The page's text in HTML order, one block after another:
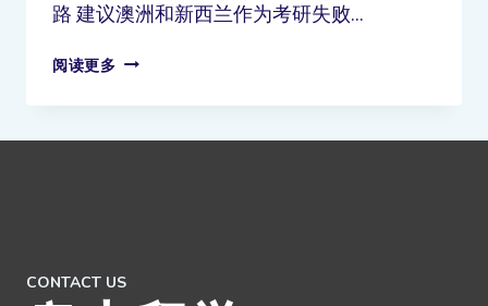
路 建议澳洲和新西兰作为考研失败…
阅读更多
CONTACT US